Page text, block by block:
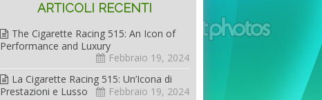
ARTICOLI RECENTI
The Cigarette Racing 515: An Icon of
Performance and Luxury
Febbraio 19, 2024
La Cigarette Racing 515: Un’Icona di
Prestazioni e Lusso
Febbraio 19, 2024